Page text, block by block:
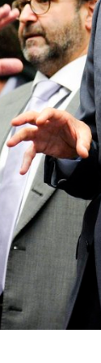
το Σχέδιο Άτσεσον
ΑΠΟΨΕΙΣ
ΠΡΟΒΟΛΕΣ
Πώς ένας
και δεν εκβιάζεται
δεύτερης θέσης
ΑΠΟΨΕΙΣ